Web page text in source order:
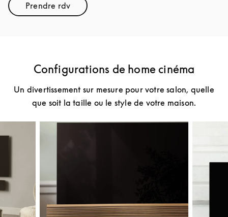
Prendre rdvLink Opens in New Tab
Configurations de home cinéma
Un divertissement sur mesure pour votre salon, quelle
que soit la taille ou le style de votre maison.